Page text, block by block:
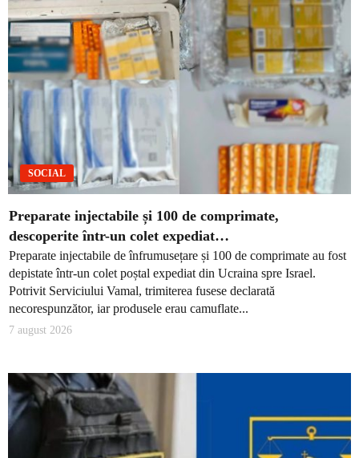
SOCIAL
Preparate injectabile și 100 de comprimate,
descoperite într-un colet expediat…
Preparate injectabile de înfrumusețare și 100 de comprimate au fost
depistate într-un colet poștal expediat din Ucraina spre Israel.
Potrivit Serviciului Vamal, trimiterea fusese declarată
necorespunzător, iar produsele erau camuflate...
7 august 2026